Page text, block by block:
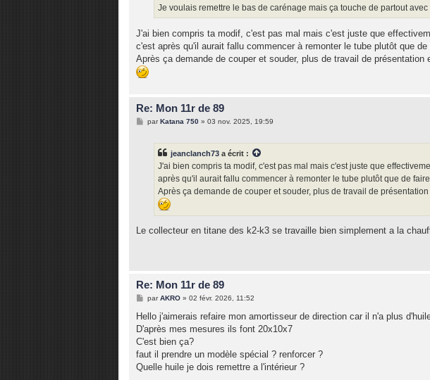
Je voulais remettre le bas de carénage mais ça touche de partout
J'ai bien compris ta modif, c'est pas mal mais c'est juste que
c'est après qu'il aurait fallu commencer à remonter le tube plutôt que
Après ça demande de couper et souder, plus de travail de présentation
Re: Mon 11r de 89
MparKatana 750» 03 nov. 2025, 19:59
jeanclanch73 a écrit :
J'ai bien compris ta modif, c'est pas mal mais c'est juste que
après qu'il aurait fallu commencer à remonter le tube plutôt que de
Après ça demande de couper et souder, plus de travail de
Le collecteur en titane des k2-k3 se travaille bien simplement a la
Re: Mon 11r de 89
M
s
a
g
parAKRO» 02 févr. 2026, 11:52
Hello j'aimerais refaire mon amortisseur de direction car il n'a plus
D'après mes mesures ils font 20x10x7
C'est bien ça?
faut il prendre un modèle spécial ? renforcer ?
Quelle huile je dois remettre a l'intérieur ?